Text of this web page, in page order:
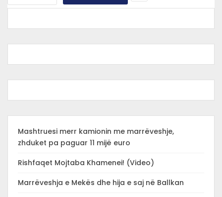
Mashtruesi merr kamionin me marrëveshje,
zhduket pa paguar 11 mijë euro
Rishfaqet Mojtaba Khamenei! (Video)
Marrëveshja e Mekës dhe hija e saj në Ballkan